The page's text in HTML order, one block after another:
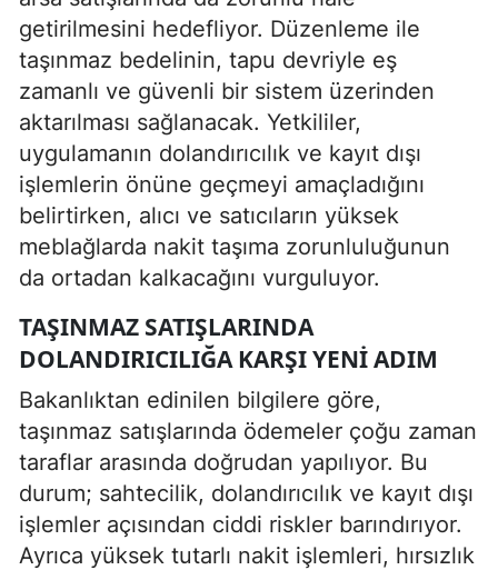
getirilmesini hedefliyor. Düzenleme ile
taşınmaz bedelinin, tapu devriyle eş
zamanlı ve güvenli bir sistem üzerinden
aktarılması sağlanacak. Yetkililer,
uygulamanın dolandırıcılık ve kayıt dışı
işlemlerin önüne geçmeyi amaçladığını
belirtirken, alıcı ve satıcıların yüksek
meblağlarda nakit taşıma zorunluluğunun
da ortadan kalkacağını vurguluyor.
TAŞINMAZ SATIŞLARINDA
DOLANDIRICILIĞA KARŞI YENI ADIM
Bakanlıktan edinilen bilgilere göre,
taşınmaz satışlarında ödemeler çoğu zaman
taraflar arasında doğrudan yapılıyor. Bu
durum; sahtecilik, dolandırıcılık ve kayıt dışı
işlemler açısından ciddi riskler barındırıyor.
Ayrıca yüksek tutarlı nakit işlemleri, hırsızlık